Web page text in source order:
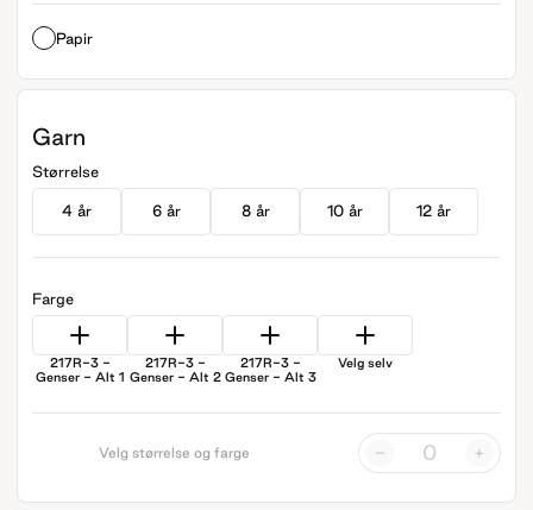
Papir
Garn
Størrelse
4 år 6 år 8 år 10 år 12 år
Farge
217R-3 -
Genser - Alt 1
217R-3 -
Genser - Alt 2
217R-3 -
Genser - Alt 3
Velg selv
Velg størrelse og farge - +